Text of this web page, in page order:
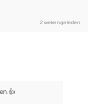
2 weken geleden